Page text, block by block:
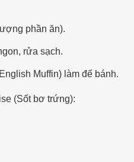
phần ăn).
rửa sạch.
Muffin) làm đế bánh.
(Sốt bơ trứng):